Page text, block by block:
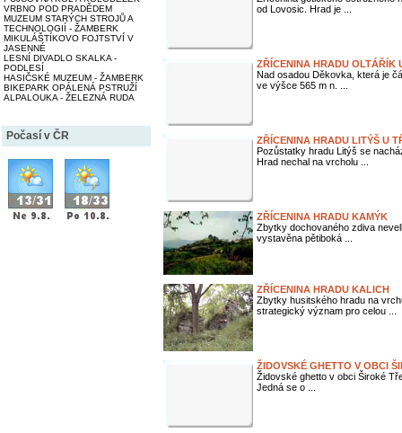
VRBNO POD PRADĚDEM
MUZEUM STARÝCH STROJŮ A
TECHNOLOGIÍ - ŽAMBERK
MIKULÁŠTÍKOVO FOJTSTVÍ V
JASENNÉ
LESNÍ DIVADLO SKALKA -
PODLESÍ
HASIČSKÉ MUZEUM - ŽAMBERK
BIKEPARK OPÁLENÁ PSTRUŽÍ
ALPALOUKA - ŽELEZNÁ RUDA
Počasí v ČR
od Lovosic. Hrad je ...
ZŘÍCENINA HRADU OLTÁŘÍK
Nad osadou Děkovka, která je
ve výšce 565 m n. ...
ZŘÍCENINA HRADU LITÝŠ U
Pozůstatky hradu Litýš se
Hrad nechal na vrcholu ...
ZŘÍCENINA HRADU KAMÝK
Zbytky dochovaného zdiva
vystavěna pětiboká ...
ZŘÍCENINA HRADU KALICH
Zbytky husitského hradu na
strategický význam pro celou ...
ŽIDOVSKÉ GHETTO V OBCI
Židovské ghetto v obci Široké
Jedná se o ...